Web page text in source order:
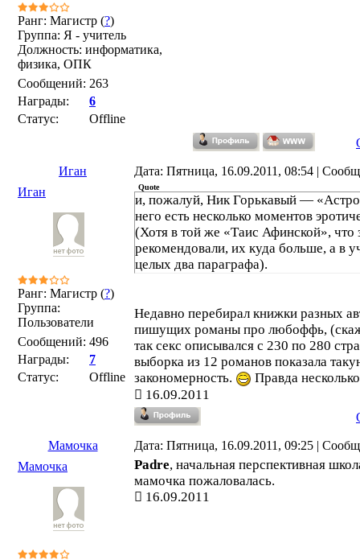
Ранг: Магистр (?)
Группа: Я - учитель
Должность: информатика,
физика, ОПК
Сообщений: 263
Награды:
6
Статус:
Offline
Иган
Дата: Пятница, 16.09.2011, 08:54 |
Иган
Ранг: Магистр (?)
Группа:
Пользователи
Сообщений: 496
Награды:
7
Статус:
Offline
Quote
и, пожалуй, Ник Горькавый —
него есть несколько моментов
(Хотя в той же «Таис Афинской», что
рекомендовали, их куда больше, а в
целых два параграфа).
Недавно перебирал книжки разных
пишущих романы про любоффь,
так секс описывался с 230 по 280
выборка из 12 романов показала
закономерность.
Правда
16.09.2011
Мамочка
Дата: Пятница, 16.09.2011, 09:25 |
Мамочка
Padre, начальная перспективная
мамочка пожаловалась.
16.09.2011